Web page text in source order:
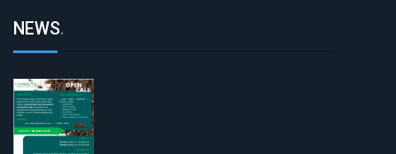
NEWS.